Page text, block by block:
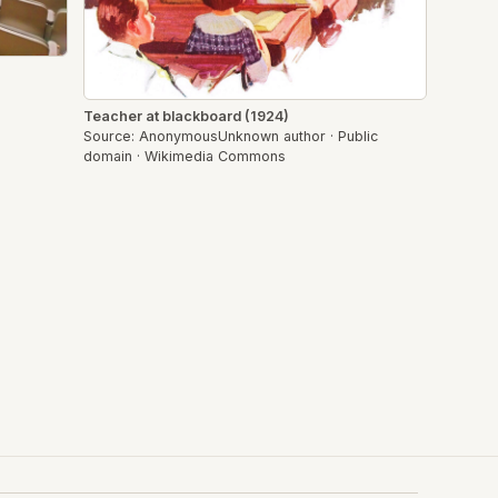
Teacher at blackboard (1924)
Source: AnonymousUnknown author · Public
domain · Wikimedia Commons